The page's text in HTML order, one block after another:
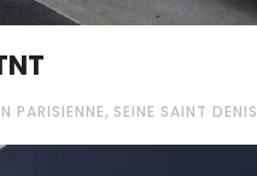
PARISIENNE, SEINE SAINT DENIS